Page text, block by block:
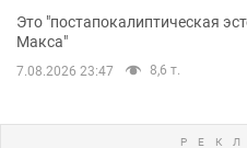
Это "постапокалиптическая
Макса"
7.08.2026 23:47 8,6 т.